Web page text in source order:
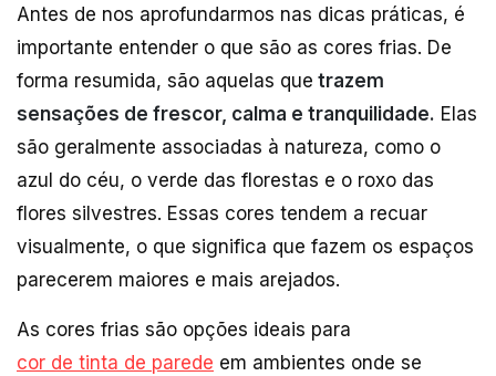
Antes de nos aprofundarmos nas dicas práticas, é
importante entender o que são as cores frias. De
forma resumida, são aquelas que trazem
sensações de frescor, calma e tranquilidade. Elas
são geralmente associadas à natureza, como o
azul do céu, o verde das florestas e o roxo das
flores silvestres. Essas cores tendem a recuar
visualmente, o que significa que fazem os espaços
parecerem maiores e mais arejados.
As cores frias são opções ideais para
cor de tinta de parede em ambientes onde se